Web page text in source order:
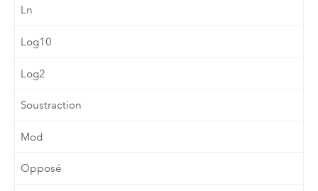
Ln
Log10
Log2
Soustraction
Mod
Opposé